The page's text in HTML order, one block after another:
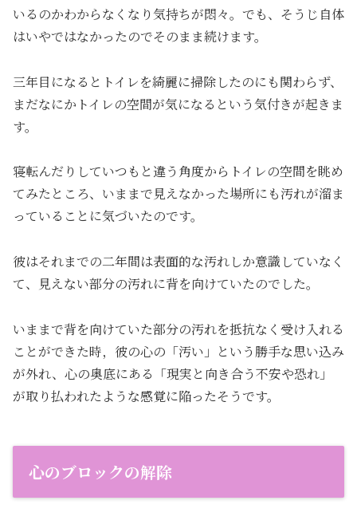
いるのかわからなくなり気持ちが悶々。でも、そうじ自体
はいやではなかったのでそのまま続けます。
三年目になるとトイレを綺麗に掃除したのにも関わらず、
まだなにかトイレの空間が気になるという気付きが起きま
す。
寝転んだりしていつもと違う角度からトイレの空間を眺め
てみたところ、いままで見えなかった場所にも汚れが溜ま
っていることに気づいたのです。
彼はそれまでの二年間は表面的な汚れしか意識していなく
て、見えない部分の汚れに背を向けていたのでした。
いままで背を向けていた部分の汚れを抵抗なく受け入れる
ことができた時，彼の心の「汚い」という勝手な思い込み
が外れ、心の奥底にある「現実と向き合う不安や恐れ」
が取り払われたような感覚に陥ったそうです。
心のブロックの解除